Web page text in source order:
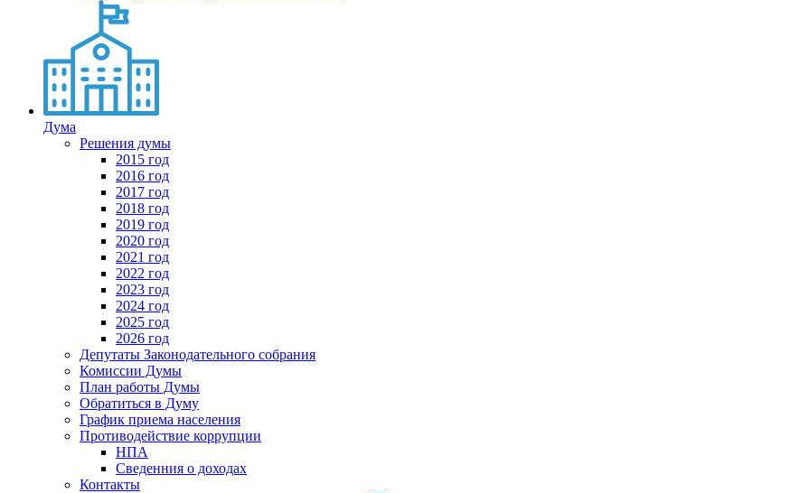
Дума
Решения думы
2015 год
2016 год
2017 год
2018 год
2019 год
2020 год
2021 год
2022 год
2023 год
2024 год
2025 год
2026 год
Депутаты Законодательного собрания
Комиссии Думы
План работы Думы
Обратиться в Думу
График приема населения
Противодействие коррупции
НПА
Сведенния о доходах
Контакты